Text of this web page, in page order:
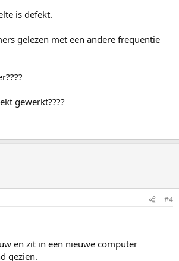
is defekt.
gelezen met een andere frequentie
gewerkt????
#4
en zit in een nieuwe computer
gezien.